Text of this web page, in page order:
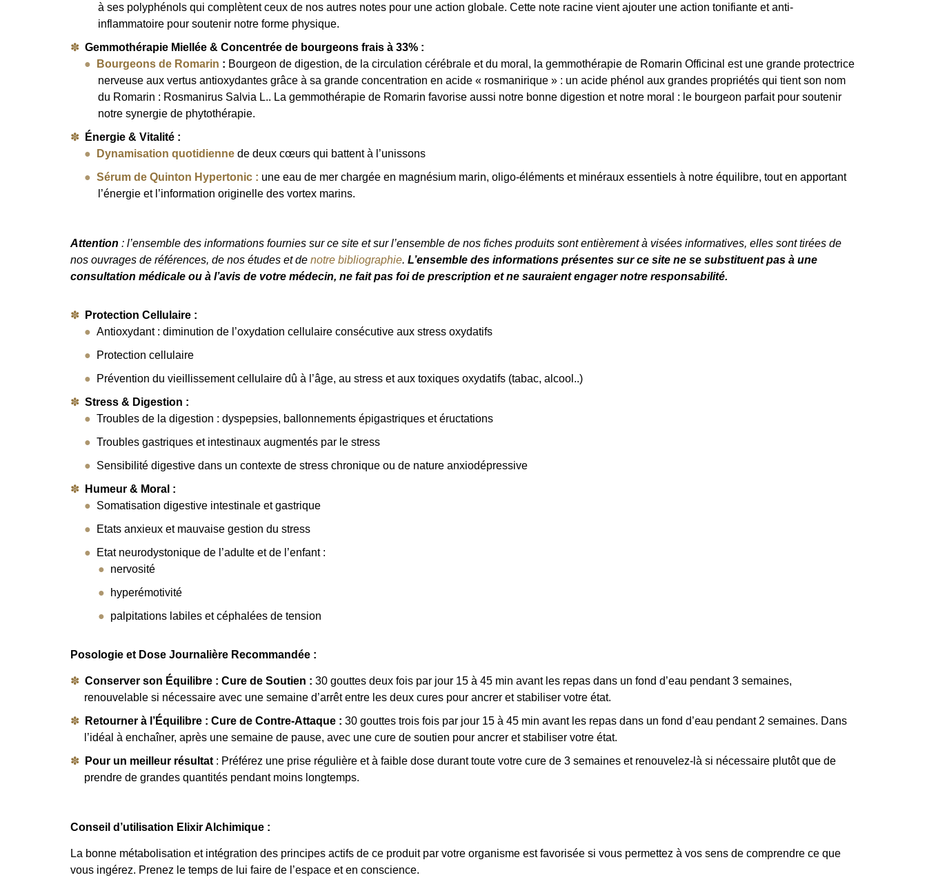
à ses polyphénols qui complètent ceux de nos autres notes pour une action globale. Cette note racine vient ajouter une action tonifiante et anti-
inflammatoire pour soutenir notre forme physique.
Gemmothérapie Miellée & Concentrée de bourgeons frais à 33% :
Bourgeons de Romarin : Bourgeon de digestion, de la circulation cérébrale et du moral, la gemmothérapie de Romarin Officinal est une grande protectrice
nerveuse aux vertus antioxydantes grâce à sa grande concentration en acide « rosmanirique » : un acide phénol aux grandes propriétés qui tient son nom
du Romarin : Rosmanirus Salvia L.. La gemmothérapie de Romarin favorise aussi notre bonne digestion et notre moral : le bourgeon parfait pour soutenir
notre synergie de phytothérapie.
Énergie & Vitalité :
Dynamisation quotidienne de deux cœurs qui battent à l’unissons
Sérum de Quinton Hypertonic : une eau de mer chargée en magnésium marin, oligo-éléments et minéraux essentiels à notre équilibre, tout en apportant
l’énergie et l’information originelle des vortex marins.
Attention : l’ensemble des informations fournies sur ce site et sur l’ensemble de nos fiches produits sont entièrement à visées informatives, elles sont tirées de
nos ouvrages de références, de nos études et de notre bibliographie. L’ensemble des informations présentes sur ce site ne se substituent pas à une
consultation médicale ou à l’avis de votre médecin, ne fait pas foi de prescription et ne sauraient engager notre responsabilité.
Protection Cellulaire :
Antioxydant : diminution de l’oxydation cellulaire consécutive aux stress oxydatifs
Protection cellulaire
Prévention du vieillissement cellulaire dû à l’âge, au stress et aux toxiques oxydatifs (tabac, alcool..)
Stress & Digestion :
Troubles de la digestion : dyspepsies, ballonnements épigastriques et éructations
Troubles gastriques et intestinaux augmentés par le stress
Sensibilité digestive dans un contexte de stress chronique ou de nature anxiodépressive
Humeur & Moral :
Somatisation digestive intestinale et gastrique
Etats anxieux et mauvaise gestion du stress
Etat neurodystonique de l’adulte et de l’enfant :
nervosité
hyperémotivité
palpitations labiles et céphalées de tension
Posologie et Dose Journalière Recommandée :
Conserver son Équilibre : Cure de Soutien : 30 gouttes deux fois par jour 15 à 45 min avant les repas dans un fond d’eau pendant 3 semaines,
renouvelable si nécessaire avec une semaine d’arrêt entre les deux cures pour ancrer et stabiliser votre état.
Retourner à l’Équilibre : Cure de Contre-Attaque : 30 gouttes trois fois par jour 15 à 45 min avant les repas dans un fond d’eau pendant 2 semaines. Dans
l’idéal à enchaîner, après une semaine de pause, avec une cure de soutien pour ancrer et stabiliser votre état.
Pour un meilleur résultat : Préférez une prise régulière et à faible dose durant toute votre cure de 3 semaines et renouvelez-là si nécessaire plutôt que de
prendre de grandes quantités pendant moins longtemps.
Conseil d’utilisation Elixir Alchimique :
La bonne métabolisation et intégration des principes actifs de ce produit par votre organisme est favorisée si vous permettez à vos sens de comprendre ce que
vous ingérez. Prenez le temps de lui faire de l’espace et en conscience.